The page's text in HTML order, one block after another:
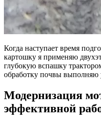
Когда наступает время
картошку я применяю
глубокую вспашку
обработку почвы
Модернизация
эффективной